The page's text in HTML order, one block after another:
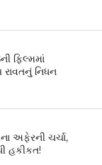
ફિલ્મમાં
નિધન
અફેરની ચર્ચા,
હકીકત!